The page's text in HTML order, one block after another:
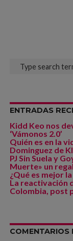
ENTRADAS
Kidd Keo nos
‘Vámonos 2.0’
Quién es en la
Dominguez de
PJ Sin Suela y
Muerte» un
¿Qué es mejor
La reactivación
Colombia, post
COMENTARIOS